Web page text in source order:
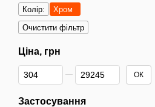
Колір:
Хром
Очистити фільтр
Ціна, грн
Від Ціна, грн
До Ціна, грн ОК
Застосування